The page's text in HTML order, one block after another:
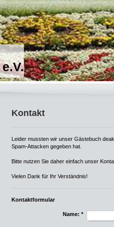
Kontakt
Leider mussten wir unser Gästebuch
Spam-Attacken gegeben hat.
Bitte nutzen Sie daher einfach unser
Vielen Dank für Ihr Verständnis!
Kontaktformular
Name: *